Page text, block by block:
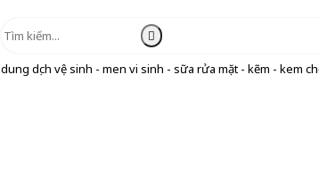
dung dịch vệ sinh - men vi sinh - sữa rửa mặt - kẽm - kem